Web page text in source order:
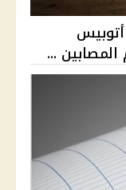
حادث أتوبيس
...